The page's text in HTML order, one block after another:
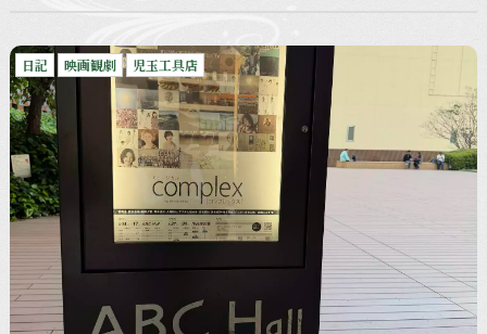
日記 映画観劇 児玉工具店